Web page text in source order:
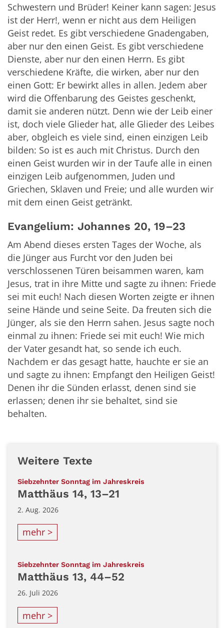
Schwestern und Brüder! Keiner kann sagen: Jesus
ist der Herr!, wenn er nicht aus dem Heiligen
Geist redet. Es gibt verschiedene Gnadengaben,
aber nur den einen Geist. Es gibt verschiedene
Dienste, aber nur den einen Herrn. Es gibt
verschiedene Kräfte, die wirken, aber nur den
einen Gott: Er bewirkt alles in allen. Jedem aber
wird die Offenbarung des Geistes geschenkt,
damit sie anderen nützt. Denn wie der Leib einer
ist, doch viele Glieder hat, alle Glieder des Leibes
aber, obgleich es viele sind, einen einzigen Leib
bilden: So ist es auch mit Christus. Durch den
einen Geist wurden wir in der Taufe alle in einen
einzigen Leib aufgenommen, Juden und
Griechen, Sklaven und Freie; und alle wurden wir
mit dem einen Geist getränkt.
Evangelium: Johannes 20, 19–23
Am Abend dieses ersten Tages der Woche, als
die Jünger aus Furcht vor den Juden bei
verschlossenen Türen beisammen waren, kam
Jesus, trat in ihre Mitte und sagte zu ihnen: Friede
sei mit euch! Nach diesen Worten zeigte er ihnen
seine Hände und seine Seite. Da freuten sich die
Jünger, als sie den Herrn sahen. Jesus sagte noch
einmal zu ihnen: Friede sei mit euch! Wie mich
der Vater gesandt hat, so sende ich euch.
Nachdem er das gesagt hatte, hauchte er sie an
und sagte zu ihnen: Empfangt den Heiligen Geist!
Denen ihr die Sünden erlasst, denen sind sie
erlassen; denen ihr sie behaltet, sind sie
behalten.
Weitere Texte
Siebzehnter Sonntag im Jahreskreis
Matthäus 14, 13–21
2. Aug. 2026
mehr >
Siebzehnter Sonntag im Jahreskreis
Matthäus 13, 44–52
26. Juli 2026
mehr >